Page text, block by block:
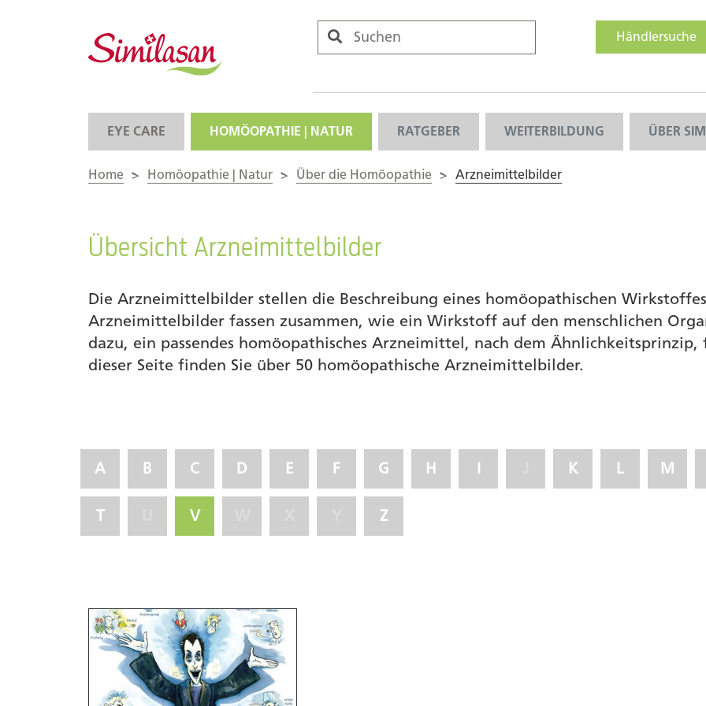
Händlersuche
EYE CARE HOMÖOPATHIE | NATUR RATGEBER WEITERBILDUNG ÜBER
Home > Homöopathie | Natur > Über die Homöopathie > Arzneimittelbilder
Übersicht Arzneimittelbilder
Die Arzneimittelbilder stellen die Beschreibung eines homöopathischen
Arzneimittelbilder fassen zusammen, wie ein Wirkstoff auf den menschlichen
dazu, ein passendes homöopathisches Arzneimittel, nach dem
dieser Seite finden Sie über 50 homöopathische Arzneimittelbilder.
A B C D E F G H I K L M
T V Z